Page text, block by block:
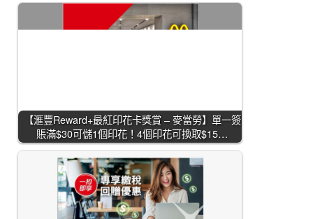
【滙豐Reward+最紅印花卡獎賞 – 麥當勞】單一簽
賬滿$30可儲1個印花！4個印花可換取$15…